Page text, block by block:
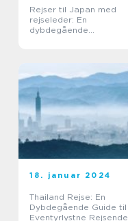
Rejser til Japan med
rejseleder: En
dybdegående
18. januar 2024
Thailand Rejse: En
Dybdegående Guide til
Eventyrlystne Rejsende